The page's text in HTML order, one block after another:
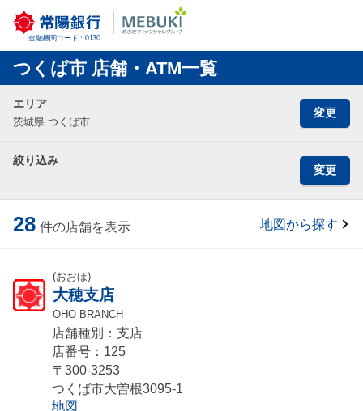
金融機関コード：0130
つくば市 店舗・ATM一覧
エリア
茨城県 つくば市
変更
絞り込み
変更
28 件の店舗を表示 地図から探す
(おおほ)
大穂支店
OHO BRANCH
店舗種別：支店
店番号：125
〒300-3253
つくば市大曽根3095-1
地図